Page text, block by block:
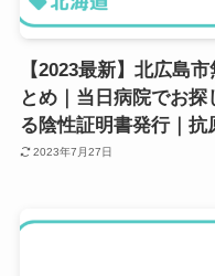
【2023最新】北広島
とめ｜当日病院でお
る陰性証明書発行｜抗
2023年7月27日